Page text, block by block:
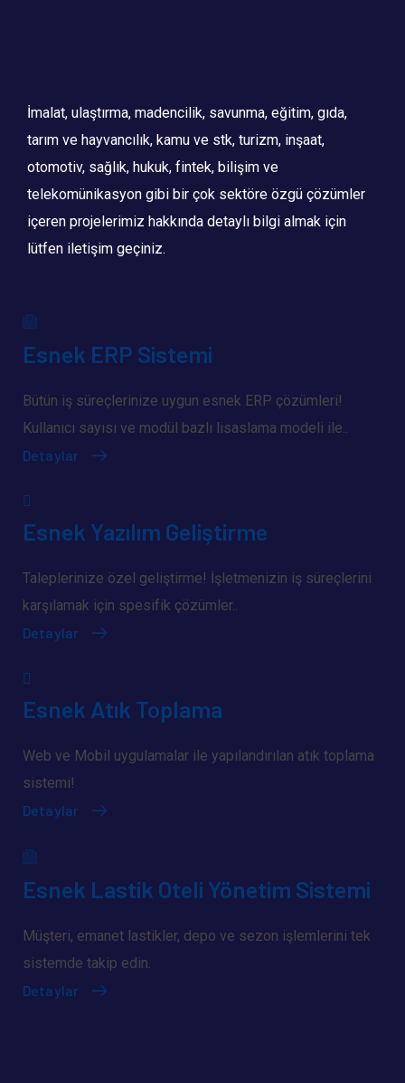
İmalat, ulaştırma, madencilik, savunma, eğitim, gıda,
tarım ve hayvancılık, kamu ve stk, turizm, inşaat,
otomotiv, sağlık, hukuk, fintek, bilişim ve
telekomünikasyon gibi bir çok sektöre özgü çözümler
içeren projelerimiz hakkında detaylı bilgi almak için
lütfen iletişim geçiniz.
Esnek ERP Sistemi
Bütün iş süreçlerinize uygun esnek ERP çözümleri!
Kullanıcı sayısı ve modül bazlı lisaslama modeli ile..
Detaylar
Esnek Yazılım Geliştirme
Taleplerinize özel geliştirme! İşletmenizin iş süreçlerini
karşılamak için spesifik çözümler..
Detaylar
Esnek Atık Toplama
Web ve Mobil uygulamalar ile yapılandırılan atık toplama
sistemi!
Detaylar
Esnek Lastik Oteli Yönetim Sistemi
Müşteri, emanet lastikler, depo ve sezon işlemlerini tek
sistemde takip edin.
Detaylar